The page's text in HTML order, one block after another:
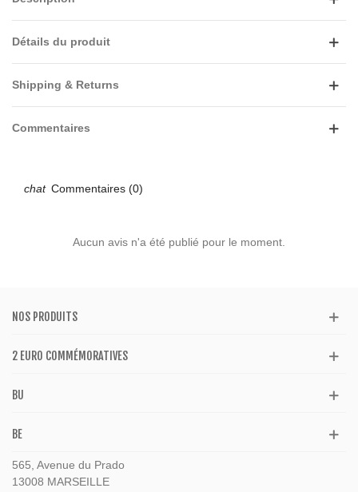
Détails du produit
Shipping & Returns
Commentaires
Commentaires (0)
Aucun avis n'a été publié pour le moment.
NOS PRODUITS
2 EURO COMMÉMORATIVES
BU
BE
565, Avenue du Prado
13008 MARSEILLE